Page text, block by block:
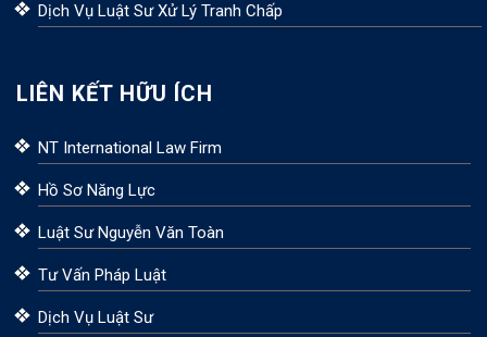
Dịch Vụ Luật Sư Xử Lý Tranh Chấp
LIÊN KẾT HỮU ÍCH
NT International Law Firm
Hồ Sơ Năng Lực
Luật Sư Nguyễn Văn Toàn
Tư Vấn Pháp Luật
Dịch Vụ Luật Sư